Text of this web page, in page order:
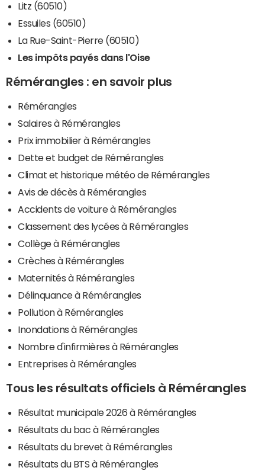
Litz (60510)
Essuiles (60510)
La Rue-Saint-Pierre (60510)
Les impôts payés dans l'Oise
Rémérangles : en savoir plus
Rémérangles
Salaires à Rémérangles
Prix immobilier à Rémérangles
Dette et budget de Rémérangles
Climat et historique météo de Rémérangles
Avis de décès à Rémérangles
Accidents de voiture à Rémérangles
Classement des lycées à Rémérangles
Collège à Rémérangles
Crèches à Rémérangles
Maternités à Rémérangles
Délinquance à Rémérangles
Pollution à Rémérangles
Inondations à Rémérangles
Nombre d'infirmières à Rémérangles
Entreprises à Rémérangles
Tous les résultats officiels à Rémérangles
Résultat municipale 2026 à Rémérangles
Résultats du bac à Rémérangles
Résultats du brevet à Rémérangles
Résultats du BTS à Rémérangles